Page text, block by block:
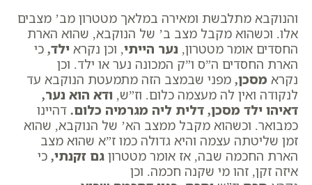
והנוקבא מתלבשת ומאירה במלאך מטטרון מב’ מצבים
אלו. וכשהוא מקבל מצב ב’ של הנוקבא, שהוא הארת
החסדים אומר מטטרון, נער הייתי, וכן נקרא ילד, כי
הארת החסדים ה”ס ו”ק המכונה נער או ילד. וכן
נקרא מסכן, מפני שבמצב הזה מתמעטת הנוקבא עד
לנקודה ואין לה מעצמה כלום. וז”ש, ודא הוא נער,
דאיהו ילד מסכן, דלית ליה מגרמיה כלום. דהיינו
כמבואר. וכשהוא מקבל ממצב הא’ של הנוקבא, שהוא
זמן שליטתה עצמה והיא גדולה כמו ז”א שהוא מצב
הארת החכמה שבה, אז אומר מטטרון גם זקנתי, כי
איזה זקן, ​זהו מי שקנה חכמה. וכן